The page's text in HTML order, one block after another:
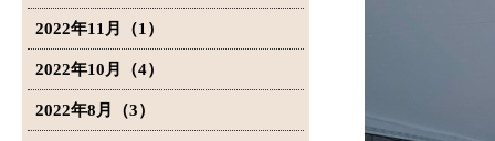
2022年11月（1）
2022年10月（4）
2022年8月（3）